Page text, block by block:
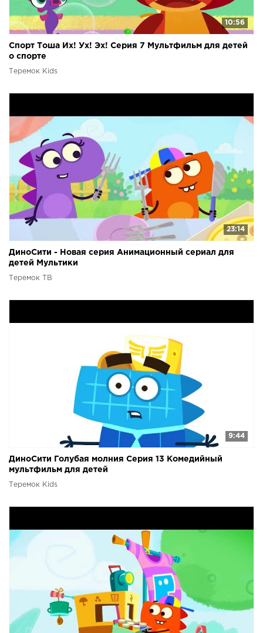
10:56
Спорт Тоша Их! Ух! Эх! Серия 7 Мультфильм для детей
о спорте
Теремок Kids
23:14
ДиноСити - Новая серия Анимационный сериал для
детей Мультики
Теремок ТВ
9:44
ДиноСити Голубая молния Серия 13 Комедийный
мультфильм для детей
Теремок Kids